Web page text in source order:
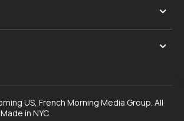
US, French Morning Media Group. All
in NYC.